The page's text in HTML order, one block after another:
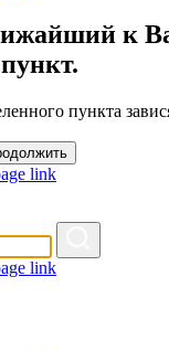
к
.
пункта
link
link